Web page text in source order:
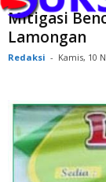
s Mitigasi
Lamongan
Redaksi - Kamis, 10